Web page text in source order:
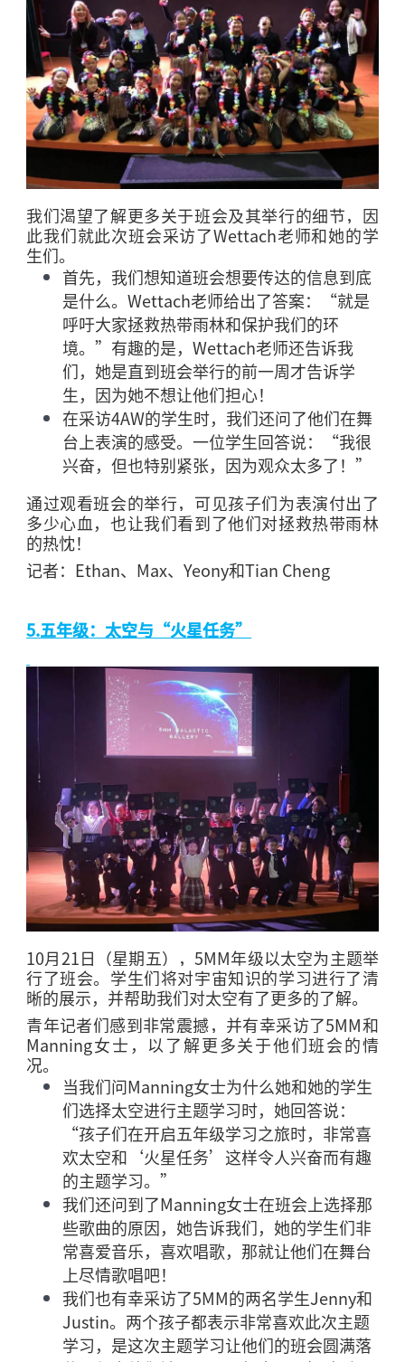
我们渴望了解更多关于班会及其举行的细节，因
此我们就此次班会采访了Wettach老师和她的学
生们。
首先，我们想知道班会想要传达的信息到底
是什么。Wettach老师给出了答案：“就是
呼吁大家拯救热带雨林和保护我们的环
境。”有趣的是，Wettach老师还告诉我
们，她是直到班会举行的前一周才告诉学
生，因为她不想让他们担心！
在采访4AW的学生时，我们还问了他们在舞
台上表演的感受。一位学生回答说：“我很
兴奋，但也特别紧张，因为观众太多了！”
通过观看班会的举行，可见孩子们为表演付出了
多少心血，也让我们看到了他们对拯救热带雨林
的热忱！
记者： Ethan、 Max、Yeony和Tian Cheng
5.五年级：太空与“火星任务”
10月21日（星期五），5MM年级以太空为主题举
行了班会。学生们将对宇宙知识的学习进行了清
晰的展示，并帮助我们对太空有了更多的了解。
青年记者们感到非常震撼，并有幸采访了5MM和
Manning女士，以了解更多关于他们班会的情
况。
当我们问Manning女士为什么她和她的学生
们选择太空进行主题学习时，她回答说：
“孩子们在开启五年级学习之旅时，非常喜
欢太空和‘火星任务’这样令人兴奋而有趣
的主题学习。”
我们还问到了Manning女士在班会上选择那
些歌曲的原因，她告诉我们，她的学生们非
常喜爱音乐，喜欢唱歌，那就让他们在舞台
上尽情歌唱吧！
我们也有幸采访了5MM的两名学生Jenny和
Justin。两个孩子都表示非常喜欢此次主题
学习，是这次主题学习让他们的班会圆满落